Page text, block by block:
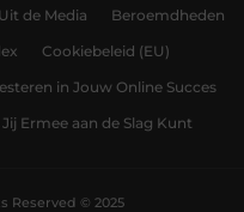
Uit de Media Beroemdheden
Cookiebeleid (EU)
in Jouw Online Succes
Ermee aan de Slag Kunt
Reserved © 2025